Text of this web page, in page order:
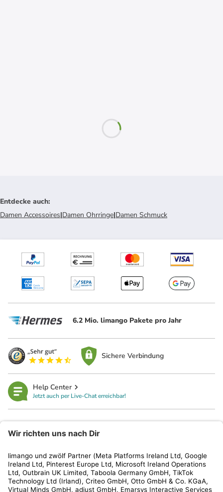
Entdecke auch:
Damen Accessoires|Damen Ohrringe|Damen Schmuck
6.2 Mio. limango Pakete pro Jahr
Sichere Verbindung
Help Center
Jetzt auch per Live-Chat erreichbar!
Kundenservice